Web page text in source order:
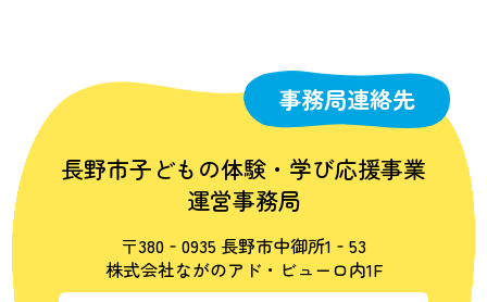
事務局連絡先
長野市子どもの体験・学び応援事業
運営事務局
〒380‐0935 長野市中御所1‐53
株式会社ながのアド・ビューロ内1F